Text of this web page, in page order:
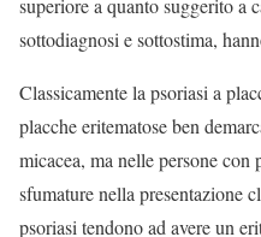
superiore a quanto suggerito a
sottodiagnosi e sottostima,
Classicamente la psoriasi a
placche eritematose ben
micacea, ma nelle persone
sfumature nella presentazione
psoriasi tendono ad avere un